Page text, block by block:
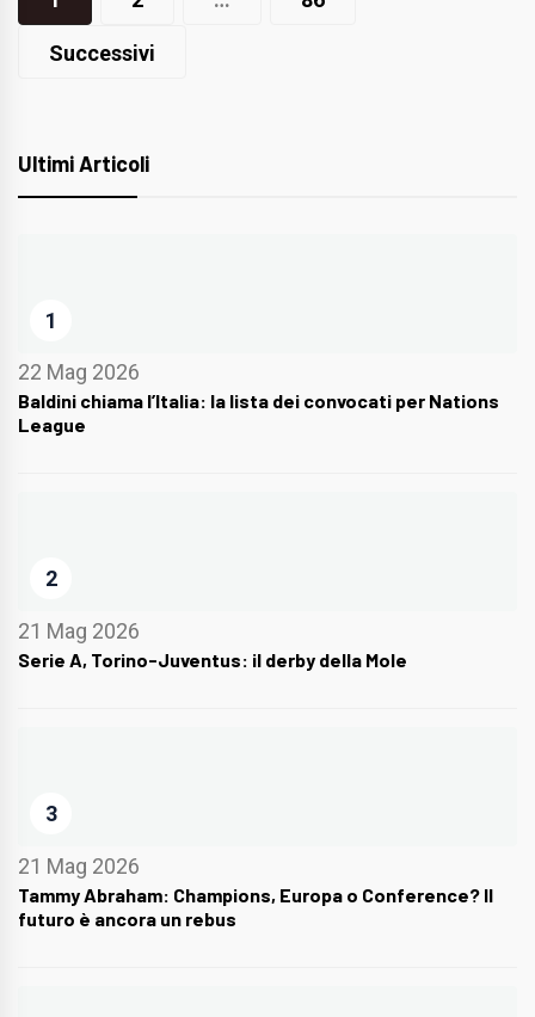
articoli
Successivi
Ultimi Articoli
1
22 Mag 2026
Baldini chiama l’Italia: la lista dei convocati per Nations
League
2
21 Mag 2026
Serie A, Torino-Juventus: il derby della Mole
3
21 Mag 2026
Tammy Abraham: Champions, Europa o Conference? Il
futuro è ancora un rebus